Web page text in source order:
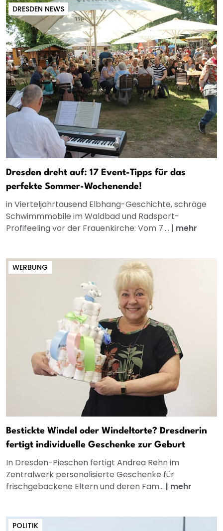
DRESDEN NEWS
Dresden dreht auf: 17 Event-Tipps für das
perfekte Sommer-Wochenende!
in Vierteljahrtausend Elbhang-Geschichte, schräge
Schwimmmobile im Waldbad und Radsport-
Profifeeling vor der Frauenkirche: Vom 7.... | mehr
WERBUNG
Bestickte Windel oder Windeltorte? Dresdnerin
fertigt individuelle Geschenke zur Geburt
In Dresden-Pieschen fertigt Andrea Rehn im
Zentralwerk personalisierte Geschenke für
frischgebackene Eltern und deren Fam... | mehr
POLITIK